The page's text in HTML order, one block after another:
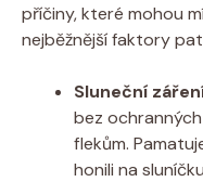
příčiny, které mohou
nejběžnější faktory
Sluneční
bez
flekům.
honili na